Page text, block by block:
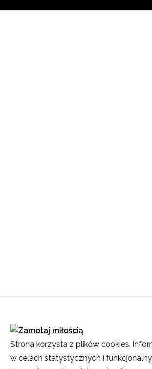
Strona korzysta z plików cookies.
w celach statystycznych i